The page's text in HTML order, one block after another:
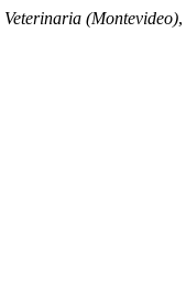
Veterinaria (Montevideo),